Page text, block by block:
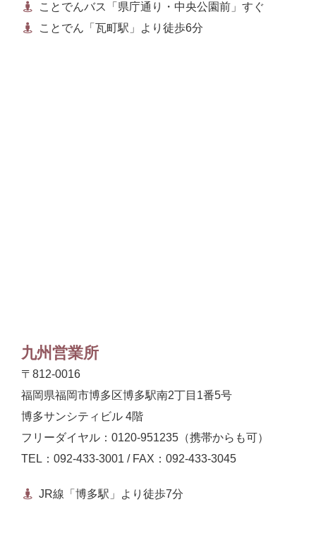
ことでんバス「県庁通り・中央公園前」すぐ
ことでん「瓦町駅」より徒歩6分
九州営業所
〒812-0016
福岡県福岡市博多区博多駅南2丁目1番5号
博多サンシティビル 4階
フリーダイヤル：0120-951235（携帯からも可）
TEL：092-433-3001 / FAX：092-433-3045
JR線「博多駅」より徒歩7分